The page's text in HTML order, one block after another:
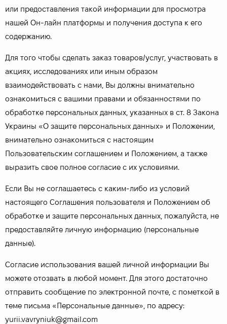
или предоставления такой информации для просмотра
нашей Он-лайн платформы и получения доступа к его
содержанию.
Для того чтобы сделать заказ товаров/услуг, участвовать в
акциях, исследованиях или иным образом
взаимодействовать с нами, Вы должны внимательно
ознакомиться с вашими правами и обязанностями по
обработке персональных данных, указанных в ст. 8 Закона
Украины «О защите персональных данных» и Положении,
внимательно ознакомиться с настоящим
Пользовательским соглашением и Положением, а также
выразить свое полное согласие с их условиями.
Если Вы не соглашаетесь с каким-либо из условий
настоящего Соглашения пользователя и Положением об
обработке и защите персональных данных, пожалуйста, не
предоставляйте личную информацию (персональные
данные).
Согласие использования вашей личной информации Вы
можете отозвать в любой момент. Для этого достаточно
отправить сообщение по электронной почте, с пометкой в
теме письма «Персональные данные», по адресу:
yurii.vavryniuk@gmail.com